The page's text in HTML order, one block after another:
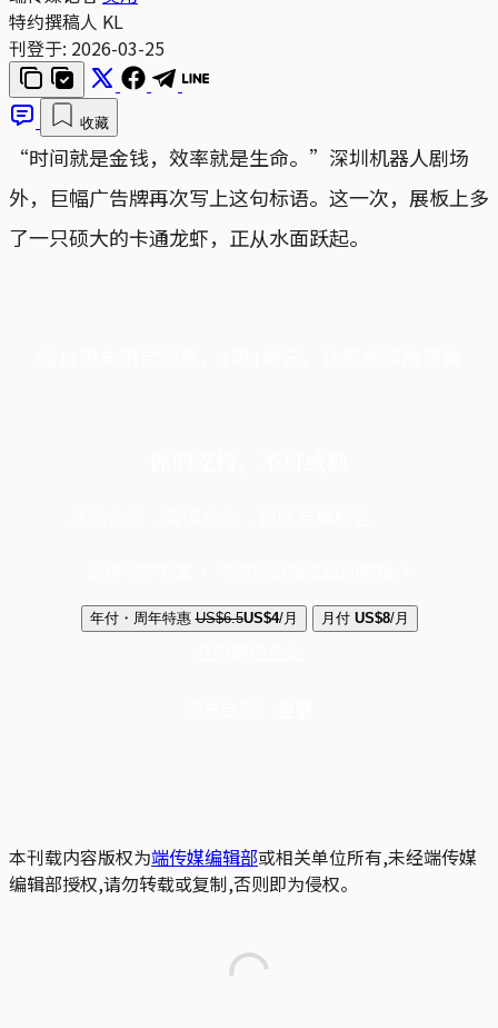
特约撰稿人 KL
刊登于: 2026-03-25
收藏
“时间就是金钱，效率就是生命。”深圳机器人剧场
外，巨幅广告牌再次写上这句标语。这一次，展板上多
了一只硕大的卡通龙虾，正从水面跃起。
年付・周年特惠 US$6.5US$4/月 月付 US$8/月
本刊载内容版权为端传媒编辑部或相关单位所有,未经端传媒
编辑部授权,请勿转载或复制,否则即为侵权。